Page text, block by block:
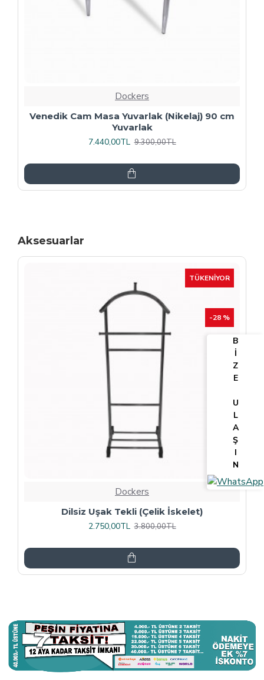
Dockers
Plaza Kare ESB Mutfak Masası (Werzalit,
Allzalit veya Wermodin Tablalı 80X80) -
Afyon Mermer
Aksesuarlar
TÜKENIYOR
-25 %
Dockers
Tv Lcd Standı 5484
3.375,00TL 4.500,00TL
B
İ
Z
E
U
L
A
Ş
I
N